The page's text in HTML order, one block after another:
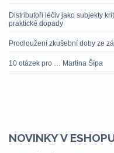
Distributoři léčiv jako subjekty
praktické dopady
Prodloužení zkušební doby ze
10 otázek pro … Martina Šípa
NOVINKY V